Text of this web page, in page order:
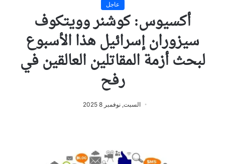
عاجل
أكسيوس: كوشنر وويتكوف
سيزوران إسرائيل هذا الأسبوع
لبحث أزمة المقاتلين العالقين في
رفح
السبت, نوفمبر 8 2025